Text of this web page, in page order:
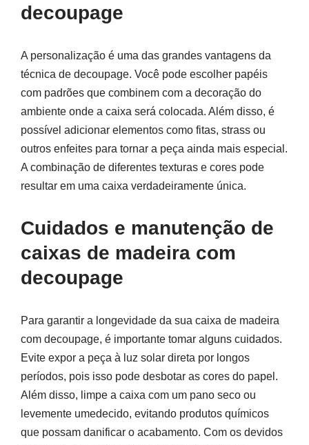
decoupage
A personalização é uma das grandes vantagens da
técnica de decoupage. Você pode escolher papéis
com padrões que combinem com a decoração do
ambiente onde a caixa será colocada. Além disso, é
possível adicionar elementos como fitas, strass ou
outros enfeites para tornar a peça ainda mais especial.
A combinação de diferentes texturas e cores pode
resultar em uma caixa verdadeiramente única.
Cuidados e manutenção de
caixas de madeira com
decoupage
Para garantir a longevidade da sua caixa de madeira
com decoupage, é importante tomar alguns cuidados.
Evite expor a peça à luz solar direta por longos
períodos, pois isso pode desbotar as cores do papel.
Além disso, limpe a caixa com um pano seco ou
levemente umedecido, evitando produtos químicos
que possam danificar o acabamento. Com os devidos